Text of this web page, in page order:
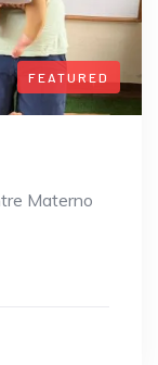
FEATURED
Materno